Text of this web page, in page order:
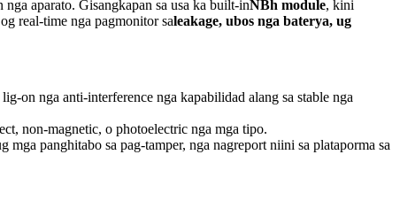
aparato. Gisangkapan sa usa ka built-inNBh module, kini
real-time nga pagmonitor saleakage, ubos nga baterya, ug
on nga anti-interference nga kapabilidad alang sa stable nga
non-magnetic, o photoelectric nga mga tipo.
panghitabo sa pag-tamper, nga nagreport niini sa plataporma sa